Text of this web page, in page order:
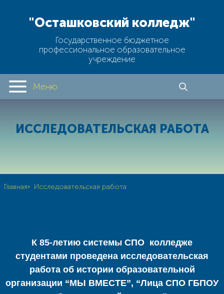
"Осташковский колледж"
Государственное бюджетное
профессиональное образовательное
учреждение
Меню
ИССЛЕДОВАТЕЛЬСКАЯ РАБОТА
Главная› Исследовательская работа
К 85-летию системы СПО колледже
студентами проведена исследовательская
работа об истории образовательной
организации “МЫ ВМЕСТЕ”, “Лица СПО ГБПОУ